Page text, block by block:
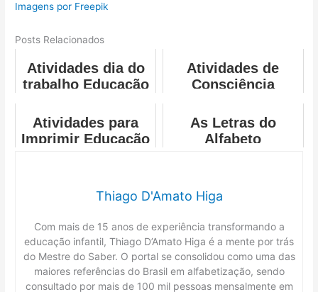
Imagens por Freepik
Posts Relacionados
Atividades dia do
trabalho Educação
Atividades de
Consciência
Atividades para
Imprimir Educação
As Letras do
Alfabeto
Thiago D'Amato Higa
Com mais de 15 anos de experiência transformando a
educação infantil, Thiago D’Amato Higa é a mente por trás
do Mestre do Saber. O portal se consolidou como uma das
maiores referências do Brasil em alfabetização, sendo
consultado por mais de 100 mil pessoas mensalmente em